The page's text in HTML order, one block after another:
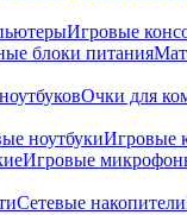
Игровые
блоки питания
Очки для
ноутбукиИгровые
Игровые
Сетевые накопители